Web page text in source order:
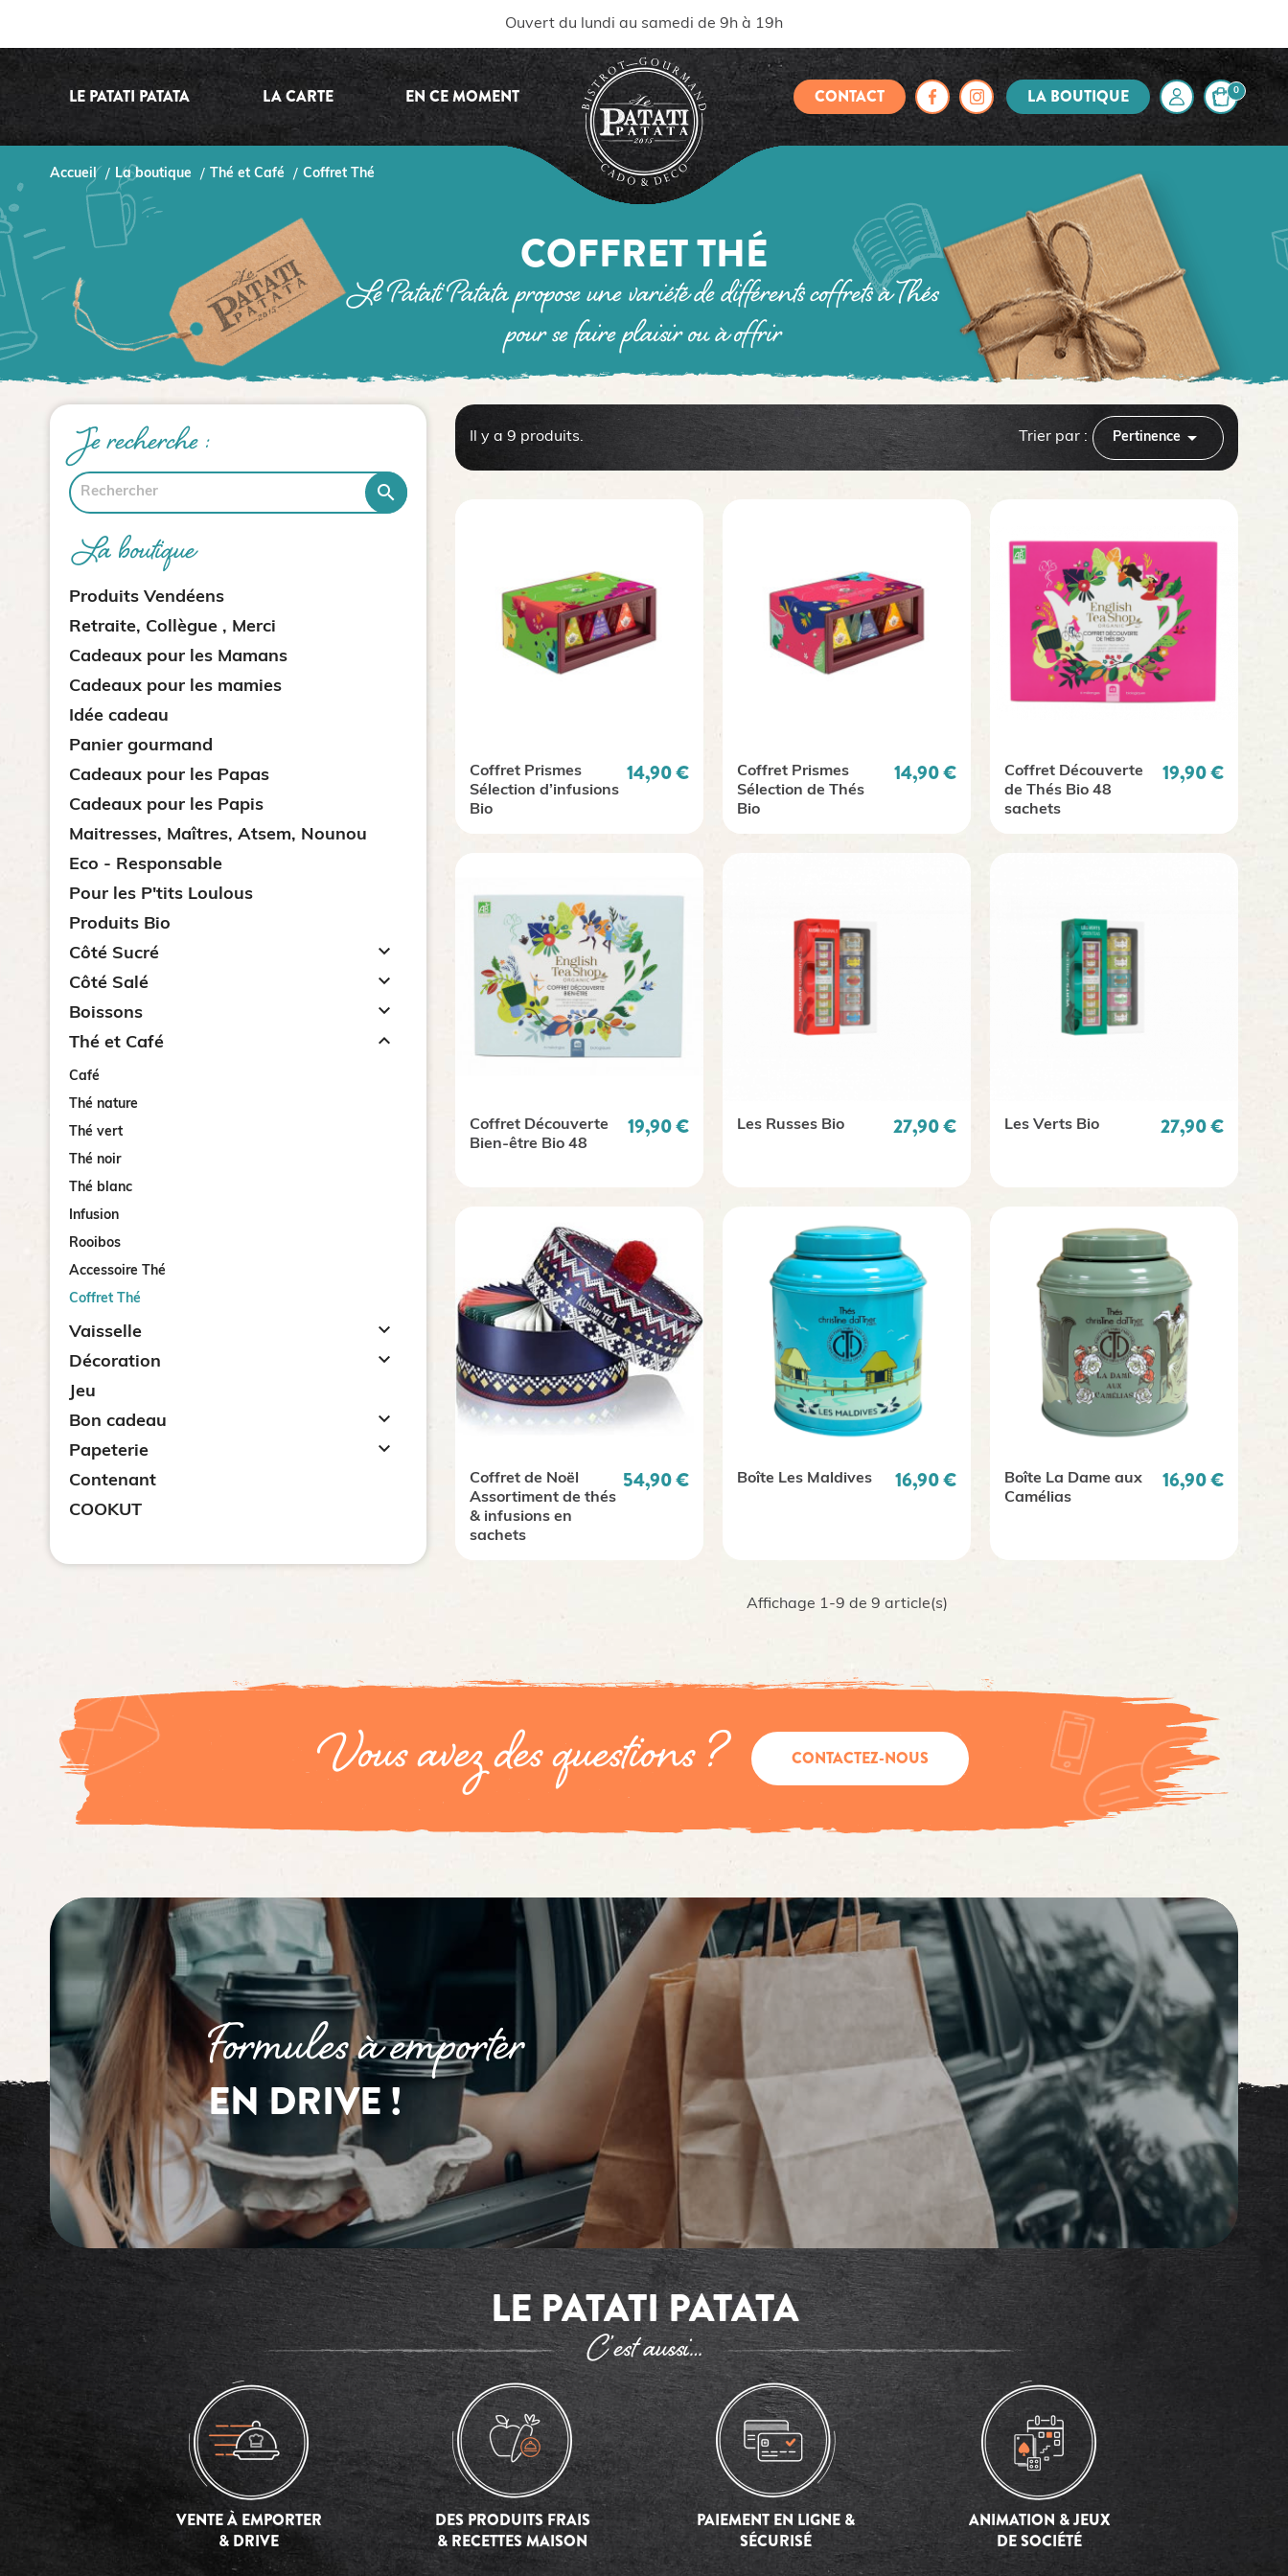
Ouvert du lundi au samedi de 9h à 19h
LE PATATI PATATA LA CARTE EN CE MOMENT CONTACT LA BOUTIQUE 0
Accueil La boutique Thé et Café Coffret Thé
COFFRET THÉ
Le Patati Patata propose une variété de différents coffrets à Thés
pour se faire plaisir ou à offrir
Je recherche :

La boutique
Produits Vendéens
Retraite, Collègue , Merci
Cadeaux pour les Mamans
Cadeaux pour les mamies
Idée cadeau
Panier gourmand
Cadeaux pour les Papas
Cadeaux pour les Papis
Maitresses, Maîtres, Atsem, Nounou
Eco - Responsable
Pour les P'tits Loulous
Produits Bio
Côté Sucré

Côté Salé 
Boissons 
Thé et Café 
Café
Thé nature
Thé vert
Thé noir
Thé blanc
Infusion
Rooibos
Accessoire Thé
Coffret Thé
Vaisselle 
Décoration 
Jeu
Bon cadeau

Papeterie 
Contenant
COOKUT
Il y a 9 produits. Trier par : Pertinence 
Coffret Prismes
Sélection d’infusions
Bio
Prix
14,90 €
Coffret Prismes
Sélection de Thés
Bio
Prix
14,90 €
Coffret Découverte
de Thés Bio 48
sachets
Prix
19,90 €
Coffret Découverte
Bien-être Bio 48
Prix
19,90 € Les Russes Bio Prix
27,90 € Les Verts Bio Prix
27,90 €
Coffret de Noël
Assortiment de thés
& infusions en
sachets
Prix
54,90 € Boîte Les Maldives Prix
16,90 €
Boîte La Dame aux
Camélias
Prix
16,90 €
Affichage 1-9 de 9 article(s)
Vous avez des questions ? CONTACTEZ-NOUS
Formules à emporter
EN DRIVE !
LE PATATI PATATA
C’est aussi…
VENTE À EMPORTER
& DRIVE
DES PRODUITS FRAIS
& RECETTES MAISON
PAIEMENT EN LIGNE &
SÉCURISÉ
ANIMATION & JEUX
DE SOCIÉTÉ